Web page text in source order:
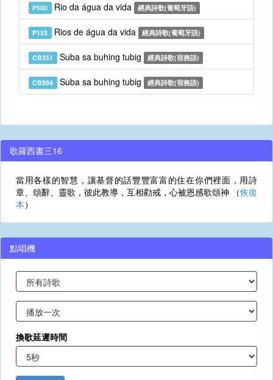
P500 Rio da água da vida 經典詩歌(葡萄牙語)
P133 Rios de água da vida 經典詩歌(葡萄牙語)
CB251 Suba sa buhing tubig 經典詩歌(宿務語)
CB984 Suba sa buhing tubig 經典詩歌(宿務語)
歌羅西書三16
當用各樣的智慧，讓基督的話豐豐富富的住在你們裡面，用詩
章、頌辭、靈歌，彼此教導，互相勸戒，心被恩感歌頌神 （恢復
本）
點唱機
換歌延遲時間